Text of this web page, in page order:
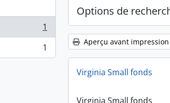
1
1
Options de
Aperçu avant impression
Virginia Small fonds
Virginia Small fonds